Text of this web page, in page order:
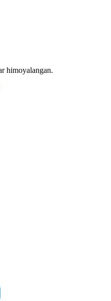
himoyalangan.